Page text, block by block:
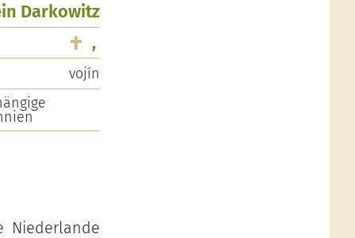
Darkowitz
,
vojín
Niederlande